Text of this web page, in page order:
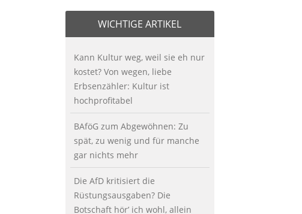
WICHTIGE ARTIKEL
Kann Kultur weg, weil sie eh nur
kostet? Von wegen, liebe
Erbsenzähler: Kultur ist
hochprofitabel
BAföG zum Abgewöhnen: Zu
spät, zu wenig und für manche
gar nichts mehr
Die AfD kritisiert die
Rüstungsausgaben? Die
Botschaft hör’ ich wohl, allein